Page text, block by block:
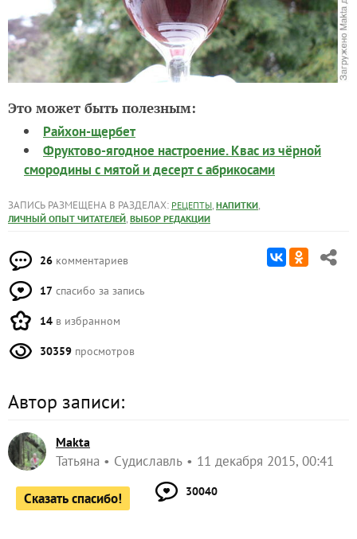
Это может быть полезным:
Райхон-щербет
Фруктово-ягодное настроение. Квас из чёрной
смородины с мятой и десерт с абрикосами
ЗАПИСЬ РАЗМЕЩЕНА В РАЗДЕЛАХ: РЕЦЕПТЫ, НАПИТКИ,
ЛИЧНЫЙ ОПЫТ ЧИТАТЕЛЕЙ, ВЫБОР РЕДАКЦИИ
26 комментариев
17 спасибо за запись
14 в избранном
30359 просмотров
Автор записи:
Makta
Татьяна Судиславль 11 декабря 2015, 00:41
Сказать спасибо! 30040